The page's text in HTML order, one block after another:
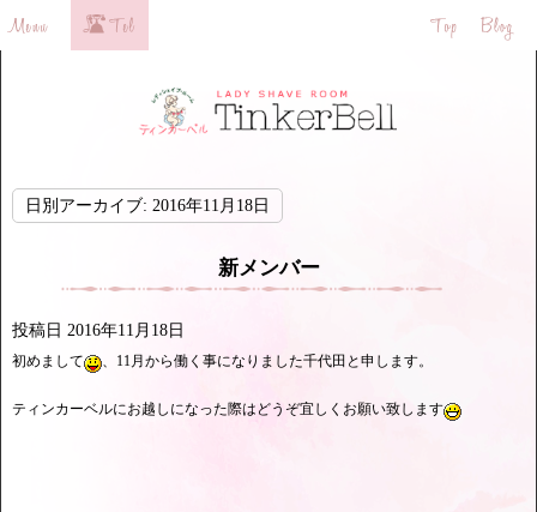
日別アーカイブ: 2016年11月18日
新メンバー
投稿日 2016年11月18日
初めまして 、11月から働く事になりました千代田と申します。
ティンカーベルにお越しになった際はどうぞ宜しくお願い致します